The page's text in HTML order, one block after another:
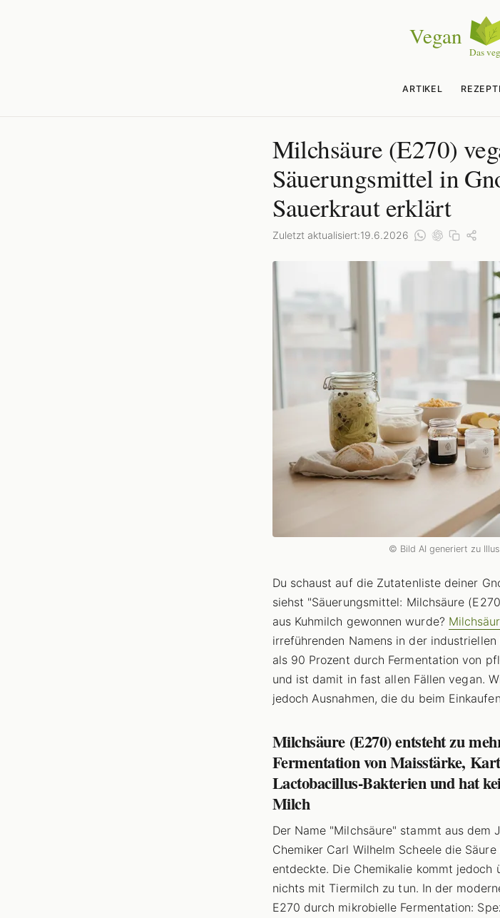
ARTIKEL
Milchsäure (E270)
Säuerungsmittel in
Sauerkraut erklärt
Zuletzt aktualisiert:19.6.2026
© Bild AI generiert zu
Du schaust auf die Zutatenliste deiner
siehst "Säuerungsmittel: Milchsäure
aus Kuhmilch gewonnen wurde?
irreführenden Namens in der
als 90 Prozent durch Fermentation von
und ist damit in fast allen Fällen vegan.
jedoch Ausnahmen, die du beim
Milchsäure (E270) entsteht zu
Fermentation von Maisstärke,
Lactobacillus-Bakterien und hat
Milch
Der Name "Milchsäure" stammt aus dem
Chemiker Carl Wilhelm Scheele die
entdeckte. Die Chemikalie kommt
nichts mit Tiermilch zu tun. In der
E270 durch mikrobielle Fermentation: